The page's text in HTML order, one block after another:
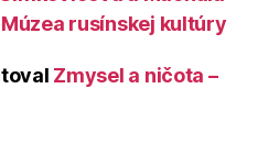
rusínskej kultúry
Zmysel a ničota –